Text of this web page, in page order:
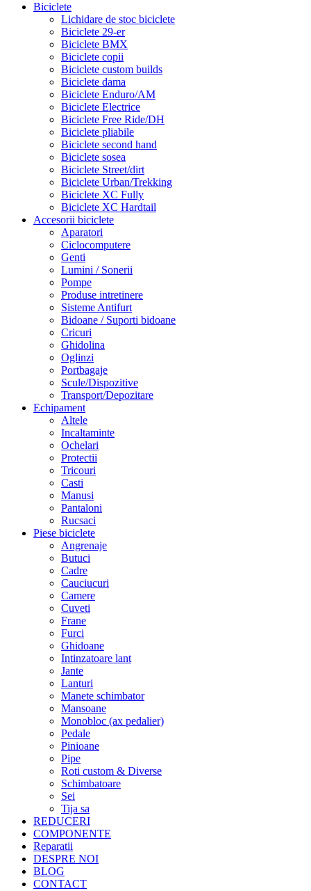
Biciclete
Lichidare de stoc biciclete
Biciclete 29-er
Biciclete BMX
Biciclete copii
Biciclete custom builds
Biciclete dama
Biciclete Enduro/AM
Biciclete Electrice
Biciclete Free Ride/DH
Biciclete pliabile
Biciclete second hand
Biciclete sosea
Biciclete Street/dirt
Biciclete Urban/Trekking
Biciclete XC Fully
Biciclete XC Hardtail
Accesorii biciclete
Aparatori
Ciclocomputere
Genti
Lumini / Sonerii
Pompe
Produse intretinere
Sisteme Antifurt
Bidoane / Suporti bidoane
Cricuri
Ghidolina
Oglinzi
Portbagaje
Scule/Dispozitive
Transport/Depozitare
Echipament
Altele
Incaltaminte
Ochelari
Protectii
Tricouri
Casti
Manusi
Pantaloni
Rucsaci
Piese biciclete
Angrenaje
Butuci
Cadre
Cauciucuri
Camere
Cuveti
Frane
Furci
Ghidoane
Intinzatoare lant
Jante
Lanturi
Manete schimbator
Mansoane
Monobloc (ax pedalier)
Pedale
Pinioane
Pipe
Roti custom & Diverse
Schimbatoare
Sei
Tija sa
REDUCERI
COMPONENTE
Reparatii
DESPRE NOI
BLOG
CONTACT